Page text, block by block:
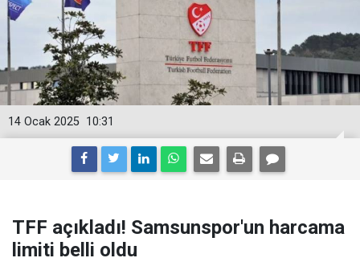
10:31
14 Ocak 2025
TFF açıkladı! Samsunspor'un harcama
limiti belli oldu